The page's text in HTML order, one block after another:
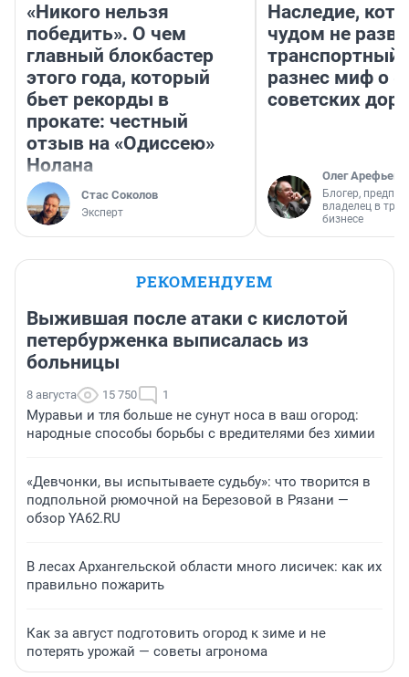
«Никого нельзя
победить». О чем
главный блокбастер
этого года, который
бьет рекорды в
прокате: честный
отзыв на «Одиссею»
Нолана
Стас Соколов
Эксперт
Наследие,
чудом не
транспортный
разнес миф о
советских
Олег Арефьев
Блогер,
владелец в
бизнесе
РЕКОМЕНДУЕМ
Выжившая после атаки с кислотой
петербурженка выписалась из
больницы
8 августа 15 750 1
Муравьи и тля больше не сунут носа в ваш огород:
народные способы борьбы с вредителями без химии
«Девчонки, вы испытываете судьбу»: что творится в
подпольной рюмочной на Березовой в Рязани —
обзор YA62.RU
В лесах Архангельской области много лисичек: как их
правильно пожарить
Как за август подготовить огород к зиме и не
потерять урожай — советы агронома